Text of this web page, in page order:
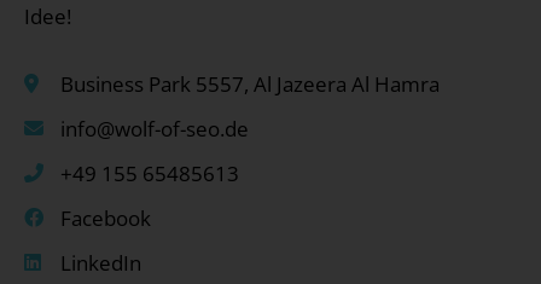
Idee!
Business Park 5557, Al Jazeera Al Hamra
info@wolf-of-seo.de
+49 155 65485613
Facebook
LinkedIn